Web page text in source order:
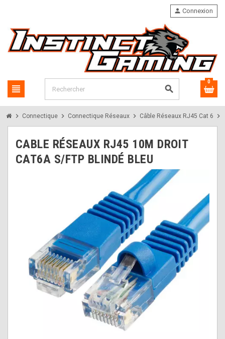
view_headline search
person Connexion
0
chevron_right Connectique chevron_right Connectique Réseaux chevron_right Câble Réseaux RJ45 Cat 6 chevron_right
CABLE RÉSEAUX RJ45 10M DROIT
CAT6A S/FTP BLINDÉ BLEU